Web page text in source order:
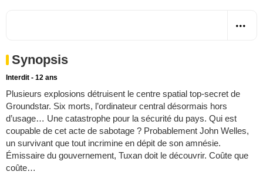
Synopsis
Interdit - 12 ans
Plusieurs explosions détruisent le centre spatial top-secret de
Groundstar. Six morts, l’ordinateur central désormais hors
d’usage… Une catastrophe pour la sécurité du pays. Qui est
coupable de cet acte de sabotage ? Probablement John Welles,
un survivant que tout incrimine en dépit de son amnésie.
Émissaire du gouvernement, Tuxan doit le découvrir. Coûte que
coûte…